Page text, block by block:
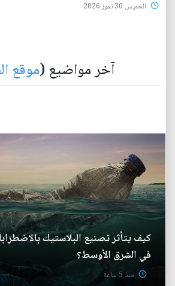
الخميس 30 تموز 2026
آخر مواضيع (موقع
كيف يتأثر تصنيع البلاستيك
في الشرق الأوسط؟
منذ 5 ساعة